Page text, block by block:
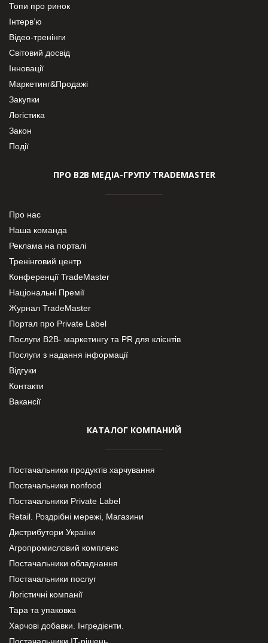
Топи про ринок
Інтерв’ю
Відео-тренінги
Світовий досвід
Інновації
Маркетинг&Продажі
Закупки
Логістика
Закон
Події
ПРО В2В МЕДІА-ГРУПУ TRADEMASTER
Про нас
Наша команда
Реклама на порталі
Тренінговий центр
Конференції TradeMaster
Національні Премії
Журнал TradeMaster
Портал про Private Label
Послуги В2В- маркетингу та PR для клієнтів
Послуги з надання інформації
Відгуки
Контакти
Вакансії
КАТАЛОГ КОМПАНИЙ
Постачальники продуктів харчування
Постачальники nonfood
Постачальники Private Label
Retail. Роздрібні мережі, Магазини
Дистрибутори України
Агропромисловий комплекс
Постачальники обладнання
Постачальники послуг
Логістичні компанії
Тара та упаковка
Харчові добавки. Інгредієнти.
Постачальники IT-рішень